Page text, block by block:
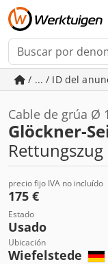
/ ... / ID del
Cable de grúa Ø
Glöckner-
Rettungszug
precio fijo IVA no incluído
175 €
Estado
Usado
Ubicación
Wiefelstede